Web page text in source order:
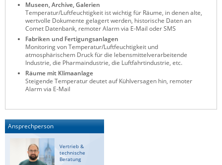
ZPE Systems
News zu unseren Herstellern
Museen, Archive, Galerien
Temperatur/Luftfeuchtigkeit ist wichtig für Räume, in denen alte,
wertvolle Dokumente gelagert werden, historische Daten an
Comet Datenbank, remoter Alarm via E-Mail oder SMS
Fabriken und Fertigungsanlagen
Monitoring von Temperatur/Luftfeuchtigkeit und
atmosphärischem Druck für die lebensmittelverarbeitende
Industrie, die Pharmaindustrie, die Luftfahrtindustrie, etc.
Räume mit Klimaanlage
Steigende Temperatur deutet auf Kühlversagen hin, remoter
Alarm via E-Mail
Ansprechperson
Vertrieb &
technische
Beratung